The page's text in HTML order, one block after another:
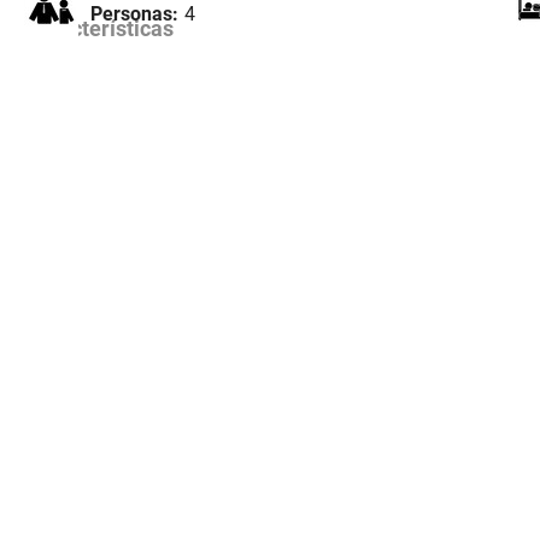
Características
Personas: 4